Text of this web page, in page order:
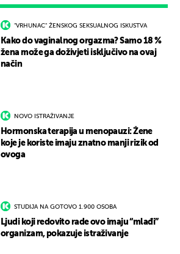
"VRHUNAC" ŽENSKOG SEKSUALNOG ISKUSTVA
Kako do vaginalnog orgazma? Samo 18 %
žena može ga doživjeti isključivo na ovaj
način
NOVO ISTRAŽIVANJE
Hormonska terapija u menopauzi: Žene
koje je koriste imaju znatno manji rizik od
ovoga
STUDIJA NA GOTOVO 1.900 OSOBA
Ljudi koji redovito rade ovo imaju “mlađi”
organizam, pokazuje istraživanje